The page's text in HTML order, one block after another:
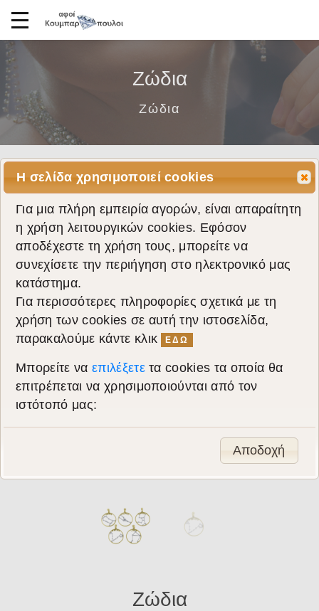
Ζώδια
Ζώδια
Ζώδια
Η σελίδα χρησιμοποιεί cookies
Για μια πλήρη εμπειρία αγορών, είναι απαραίτητη
η χρήση λειτουργικών cookies. Εφόσον
αποδέχεστε τη χρήση τους, μπορείτε να
συνεχίσετε την περιήγηση στο ηλεκτρονικό μας
κατάστημα.
Για περισσότερες πληροφορίες σχετικά με τη
χρήση των cookies σε αυτή την ιστοσελίδα,
παρακαλούμε κάντε κλικ
ΕΔΩ
Μπορείτε να επιλέξετετα cookies τα οποία θα
επιτρέπεται να χρησιμοποιούνται από τον
ιστότοπό μας:
Αποδοχή